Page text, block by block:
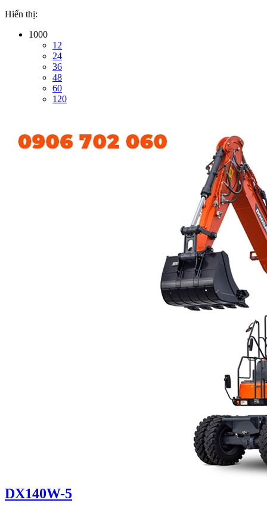
Hiển thị:
1000
12
24
36
48
60
120
DX140W-5